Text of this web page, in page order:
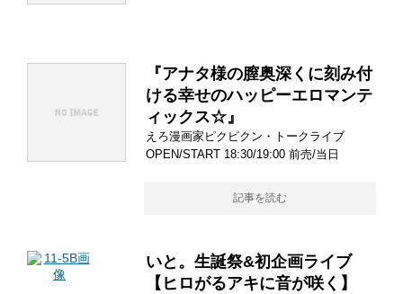
『アナタ様の膣奥深くに刻み付
ける幸せのハッピーエロマンテ
ィックス☆』
えろ漫画家ピクピクン・トークライブ
OPEN/START 18:30/19:00 前売/当日
記事を読む
いと。生誕祭&初企画ライブ
【ヒロがるアキに音が咲く】